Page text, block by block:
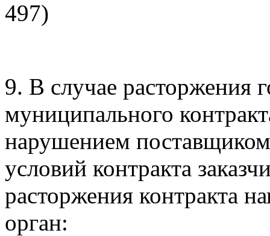
497)
9. В случае расторжения
муниципального
нарушением
условий контракта
расторжения контракта
орган: